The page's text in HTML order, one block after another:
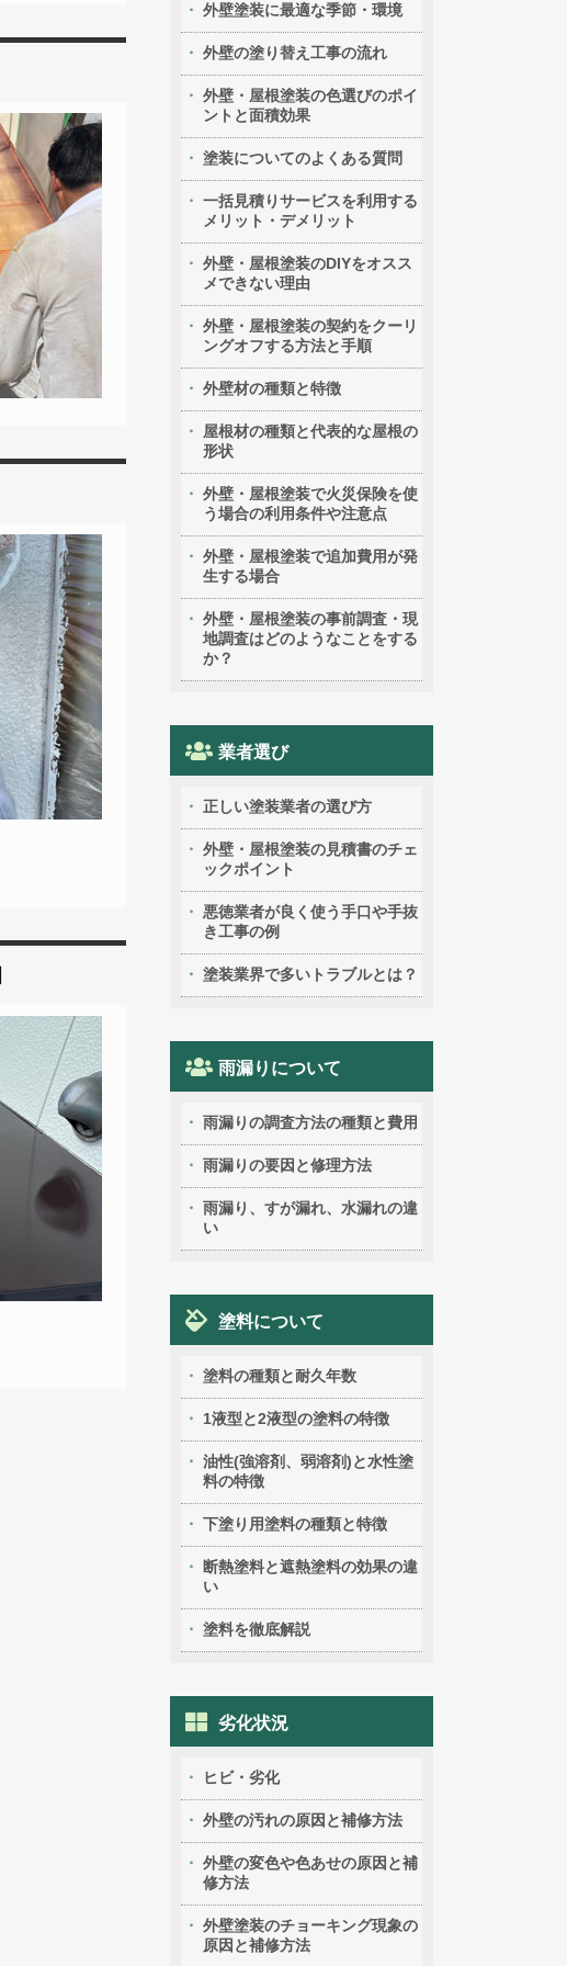
外壁塗装に最適な季節・環境
外壁の塗り替え工事の流れ
外壁・屋根塗装の色選びのポイ
ントと面積効果
塗装についてのよくある質問
一括見積りサービスを利用する
メリット・デメリット
外壁・屋根塗装のDIYをオスス
メできない理由
外壁・屋根塗装の契約をクーリ
ングオフする方法と手順
外壁材の種類と特徴
屋根材の種類と代表的な屋根の
形状
外壁・屋根塗装で火災保険を使
う場合の利用条件や注意点
外壁・屋根塗装で追加費用が発
生する場合
外壁・屋根塗装の事前調査・現
地調査はどのようなことをする
か？
業者選び
正しい塗装業者の選び方
外壁・屋根塗装の見積書のチェ
ックポイント
悪徳業者が良く使う手口や手抜
き工事の例
塗装業界で多いトラブルとは？
雨漏りについて
雨漏りの調査方法の種類と費用
雨漏りの要因と修理方法
雨漏り、すが漏れ、水漏れの違
い
塗料について
塗料の種類と耐久年数
1液型と2液型の塗料の特徴
油性(強溶剤、弱溶剤)と水性塗
料の特徴
下塗り用塗料の種類と特徴
断熱塗料と遮熱塗料の効果の違
い
塗料を徹底解説
劣化状況
ヒビ・劣化
外壁の汚れの原因と補修方法
外壁の変色や色あせの原因と補
修方法
外壁塗装のチョーキング現象の
原因と補修方法